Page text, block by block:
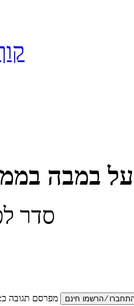
במבה
סדר
מפרסם תגובה כ: